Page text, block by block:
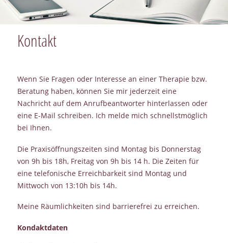
Kontakt
Wenn Sie Fragen oder Interesse an einer Therapie bzw.
Beratung haben, können Sie mir jederzeit eine
Nachricht auf dem Anrufbeantworter hinterlassen oder
eine E-Mail schreiben. Ich melde mich schnellstmöglich
bei Ihnen.
Die Praxisöffnungszeiten sind Montag bis Donnerstag
von 9h bis 18h, Freitag von 9h bis 14 h. Die Zeiten für
eine telefonische Erreichbarkeit sind Montag und
Mittwoch von 13:10h bis 14h.
Meine Räumlichkeiten sind barrierefrei zu erreichen.
Kondaktdaten